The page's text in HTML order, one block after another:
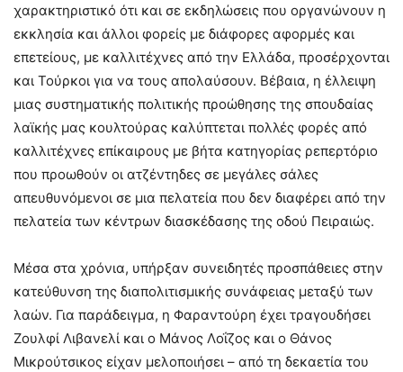
χαρακτηριστικό ότι και σε εκδηλώσεις που οργανώνουν η
εκκλησία και άλλοι φορείς με διάφορες αφορμές και
επετείους, με καλλιτέχνες από την Ελλάδα, προσέρχονται
και Τούρκοι για να τους απολαύσουν. Βέβαια, η έλλειψη
μιας συστηματικής πολιτικής προώθησης της σπουδαίας
λαϊκής μας κουλτούρας καλύπτεται πολλές φορές από
καλλιτέχνες επίκαιρους με βήτα κατηγορίας ρεπερτόριο
που προωθούν οι ατζέντηδες σε μεγάλες σάλες
απευθυνόμενοι σε μια πελατεία που δεν διαφέρει από την
πελατεία των κέντρων διασκέδασης της οδού Πειραιώς.
Μέσα στα χρόνια, υπήρξαν συνειδητές προσπάθειες στην
κατεύθυνση της διαπολιτισμικής συνάφειας μεταξύ των
λαών. Για παράδειγμα, η Φαραντούρη έχει τραγουδήσει
Ζουλφί Λιβανελί και ο Μάνος Λοΐζος και ο Θάνος
Μικρούτσικος είχαν μελοποιήσει – από τη δεκαετία του